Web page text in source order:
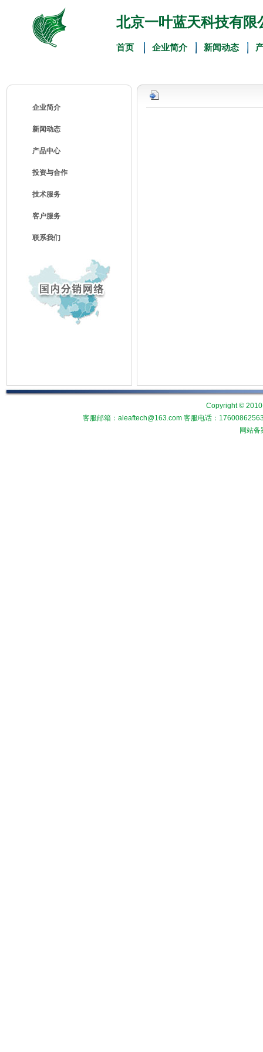
北京一叶蓝天科技有限
首页 企业简介 新闻动态
企业简介
新闻动态
产品中心
投资与合作
技术服务
客户服务
联系我们
Copyright ©
客服邮箱：aleaftech@163.com 客服电话：
网站备